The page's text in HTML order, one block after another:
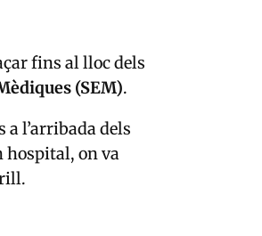
fins al lloc dels
(SEM).
l’arribada dels
hospital, on va